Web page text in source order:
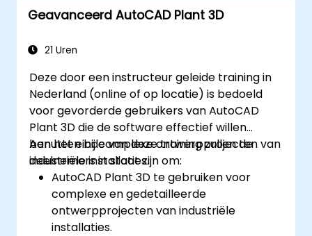
Geavanceerd AutoCAD Plant 3D
21 Uren
Deze door een instructeur geleide training in
Nederland (online of op locatie) is bedoeld
voor gevorderde gebruikers van AutoCAD
Plant 3D die de software effectief willen
benutten bij complexe ontwerpprojecten van
industriële installaties.
Aan het einde van deze training zullen de
deelnemers in staat zijn om:
AutoCAD Plant 3D te gebruiken voor
complexe en gedetailleerde
ontwerpprojecten van industriële
installaties.